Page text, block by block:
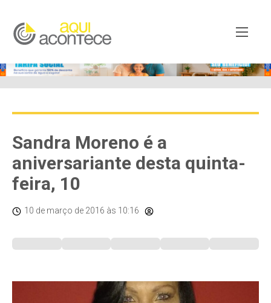
Sandra Moreno é a
aniversariante desta quinta-
feira, 10
10 de março de 2016 às 10:16